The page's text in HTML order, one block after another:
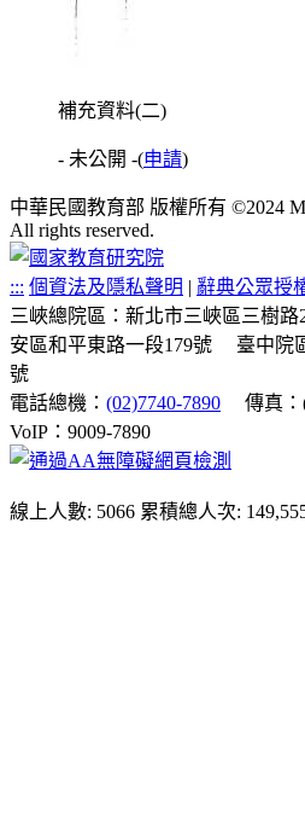
補充資料(二)
- 未公開 -(申請)
中華民國教育部 版權所有 ©2024
All rights reserved.
::: 個資法及隱私聲明 | 辭典公眾授
三峽總院區：新北市三峽區三樹路
安區和平東路一段179號
臺中院
號
電話總機： (02)7740-7890 傳真：
VoIP：9009-7890
線上人數: 5066 累積總人次: